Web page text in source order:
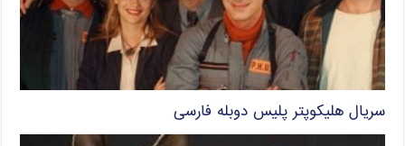
سریال هلیکوپتر پلیس دوبله فارسی